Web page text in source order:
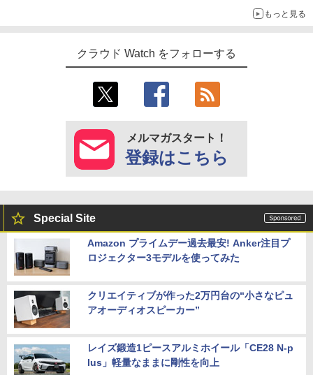
もっと見る
クラウド Watch をフォローする
メルマガスタート！
登録はこちら
Special Site
Amazon プライムデー過去最安! Anker注目プ
ロジェクター3モデルを使ってみた
クリエイティブが作った2万円台の“小さなピュ
アオーディオスピーカー”
レイズ鍛造1ピースアルミホイール「CE28 N-p
lus」軽量なままに剛性を向上